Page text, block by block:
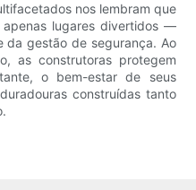
nos lembram que
lugares divertidos —
da gestão de segurança. Ao
as construtoras protegem
o bem-estar de seus
construídas tanto